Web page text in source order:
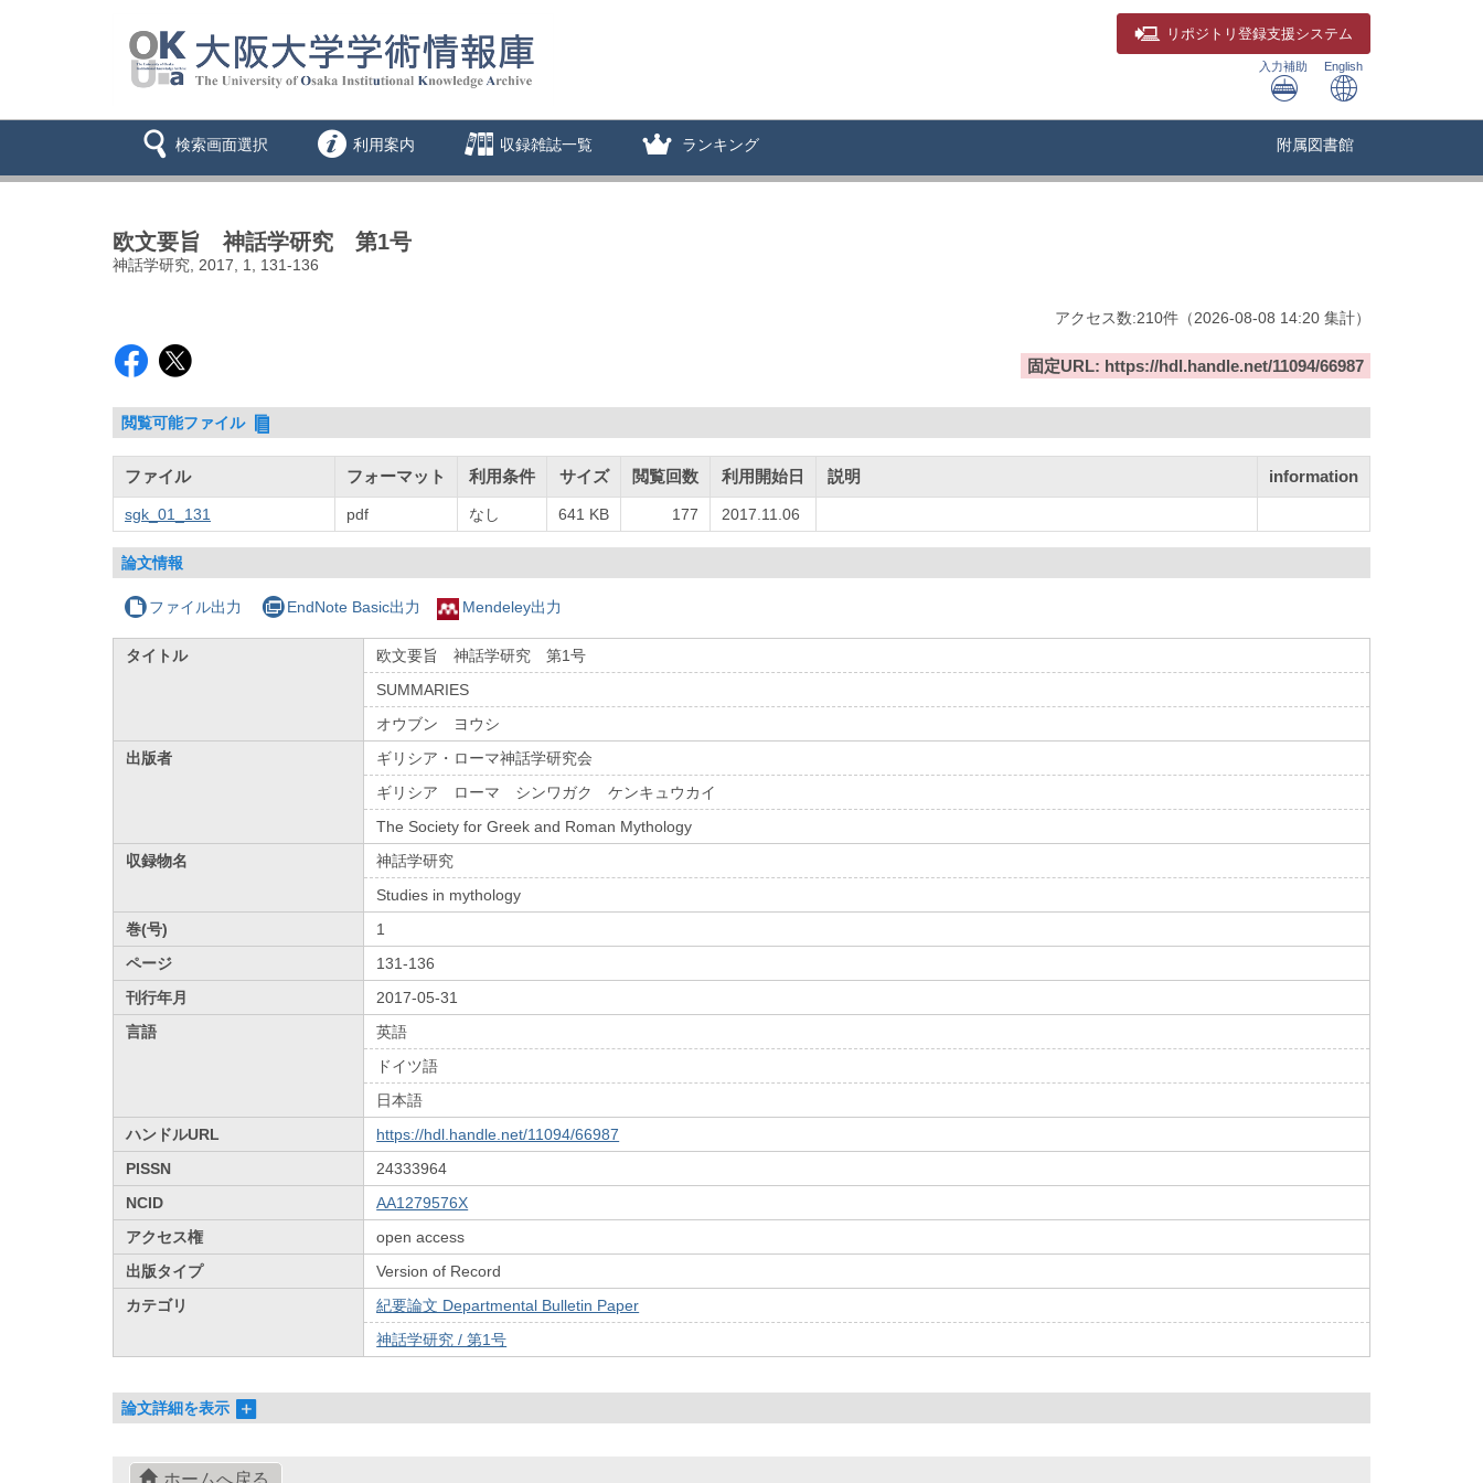
リポジトリ 登録支援システム
入力補助 English
検索画面選択 利用案内 収録雑誌一覧 ランキング 附属図書館
欧文要旨 神話学研究 第1号
神話学研究, 2017, 1, 131-136
アクセス数:210件 （2026-08-08 14:20 集計）
固定URL: https://hdl.handle.net/11094/66987
閲覧可能ファイル
ファイル フォーマット 利用条件 サイズ 閲覧回数 利用開始日 説明 information
sgk_01_131 pdf なし 641 KB 177 2017.11.06
論文情報
ファイル出力 EndNote Basic出力 Mendeley出力
タイトル
欧文要旨 神話学研究 第1号
SUMMARIES
オウブン ヨウシ
出版者
ギリシア・ローマ神話学研究会
ギリシア ローマ シンワガク ケンキュウカイ
The Society for Greek and Roman Mythology
収録物名
神話学研究
Studies in mythology
巻(号)
1
ページ
131-136
刊行年月
2017-05-31
言語
英語
ドイツ語
日本語
ハンドルURL
https://hdl.handle.net/11094/66987
PISSN
24333964
NCID
AA1279576X
アクセス権
open access
出版タイプ
Version of Record
カテゴリ
紀要論文 Departmental Bulletin Paper
神話学研究 / 第1号
論文詳細を表示